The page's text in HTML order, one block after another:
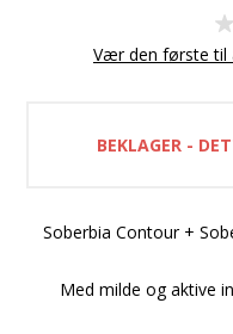
Vær den første til
BEKLAGER -
Soberbia Contour +
Med milde og aktive